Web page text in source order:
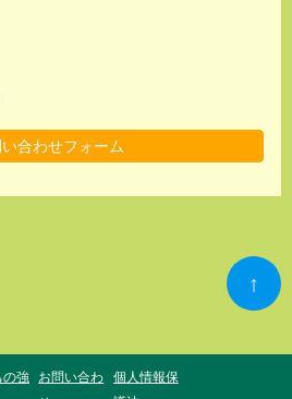
合わせフォーム
↑
の強
お問い合わ
個人情報保